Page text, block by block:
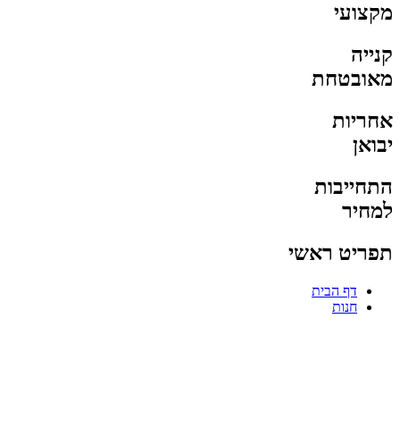
מקצועי
קנייה
מאובטחת
אחריות
יבואן
התחייבות
למחיר
תפריט ראשי
דף הבית
חנות